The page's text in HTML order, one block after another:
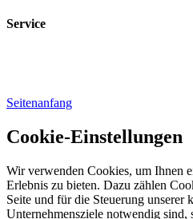
Service
Seitenanfang
Cookie-Einstellungen
Wir verwenden Cookies, um Ihnen
Erlebnis zu bieten. Dazu zählen
Seite und für die Steuerung unserer
Unternehmensziele notwendig